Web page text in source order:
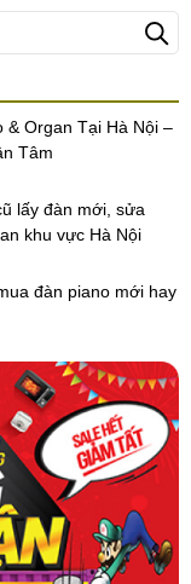
& Organ Tại Hà Nội –
Tâm
lấy đàn mới, sửa
khu vực Hà Nội
đàn piano mới hay